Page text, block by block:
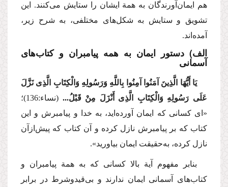
هم ایمان‌آورندگان به همة ایشان را ستایش‌ می‌كنند. این
تشویق و ستایش به شكل‌های مختلفی، به شرح زیر،
آمده‌اند.
الف) دستور ایمان به همه پیامبران و كتاب‌های
آسمانی
یَا أَیُّهَا الَّذِینَ آمَنُوا آمِنُوا بِاللَّهِ وَرَسُولِهِ وَالْكِتَابِ الَّذِی نَزَّلَ
عَلَی رَسُولِهِ وَالْكِتَابِ الَّذِی أَنْزَلَ مِنْ قَبْلُ... (نساء:136)؛
«ای كسانی كه ایمان آورده‌اید، به خدا و پیامبرش و این
كتاب كه بر پیامبرش نازل كرده و آن كتاب كه پیش‌ازآن
نازل كرده، به‌حقیقت ایمان بیاورید».
بنابر مفهوم آیة بالا كسانی كه به همة پیامبران و
كتاب‌های آسمانی ایمان ندارند و بی‌قیدوشرط در برابر